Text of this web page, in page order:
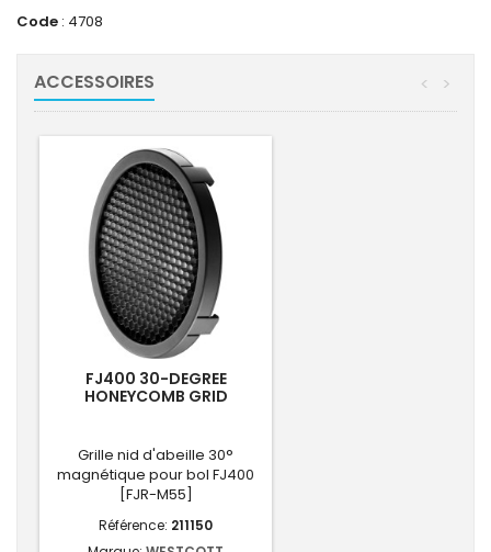
Code : 4708
ACCESSOIRES >
<
FJ400 30-DEGREE
HONEYCOMB GRID
Grille nid d'abeille 30°
magnétique pour bol FJ400
[FJR-M55]
Référence: 211150